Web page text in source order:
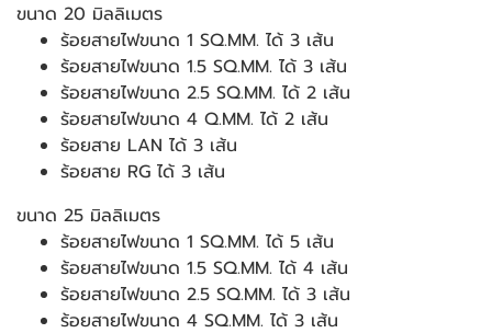
ขนาด 20 มิลลิเมตร
ร้อยสายไฟขนาด 1 SQ.MM. ได้ 3 เส้น
ร้อยสายไฟขนาด 1.5 SQ.MM. ได้ 3 เส้น
ร้อยสายไฟขนาด 2.5 SQ.MM. ได้ 2 เส้น
ร้อยสายไฟขนาด 4 Q.MM. ได้ 2 เส้น
ร้อยสาย LAN ได้ 3 เส้น
ร้อยสาย RG ได้ 3 เส้น
ขนาด 25 มิลลิเมตร
ร้อยสายไฟขนาด 1 SQ.MM. ได้ 5 เส้น
ร้อยสายไฟขนาด 1.5 SQ.MM. ได้ 4 เส้น
ร้อยสายไฟขนาด 2.5 SQ.MM. ได้ 3 เส้น
ร้อยสายไฟขนาด 4 SQ.MM. ได้ 3 เส้น